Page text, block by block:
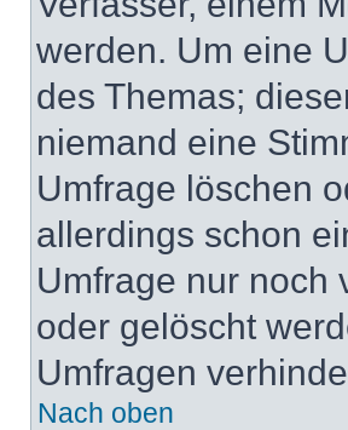
werden. Um eine
des Themas;
niemand eine
Umfrage löschen
allerdings schon
Umfrage nur noch
oder gelöscht
Umfragen
Nach oben